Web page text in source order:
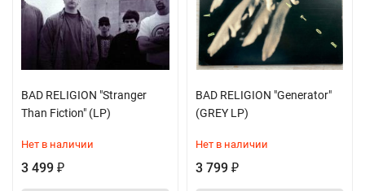
BAD RELIGION "Stranger
Than Fiction" (LP)
Нет в наличии
3 499 ₽
BAD RELIGION "Generator"
(GREY LP)
Нет в наличии
3 799 ₽